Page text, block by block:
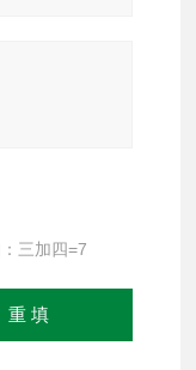
三加四=7